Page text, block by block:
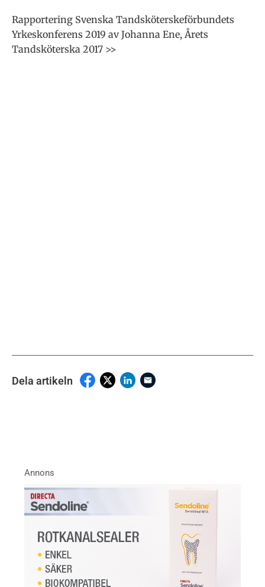
Rapportering Svenska Tandsköterskeförbundets
Yrkeskonferens 2019 av Johanna Ene, Årets
Tandsköterska 2017 >>
Dela artikeln